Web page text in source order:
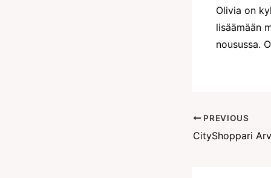
Olivia on
lisäämään
nousussa.
PREVIOUS
CityShoppari